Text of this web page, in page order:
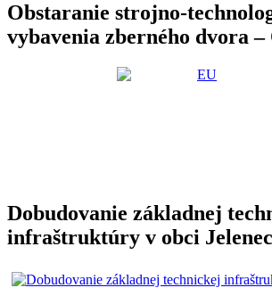
Obstaranie strojno-
vybavenia zberného dvora –
Dobudovanie základnej
infraštruktúry v obci Jelenec